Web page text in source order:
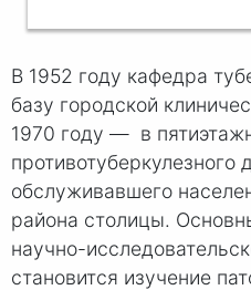
В 1952 году кафедра
базу городской
1970 году — в
обслуживавшего
района столицы.
научно-
становится изучение